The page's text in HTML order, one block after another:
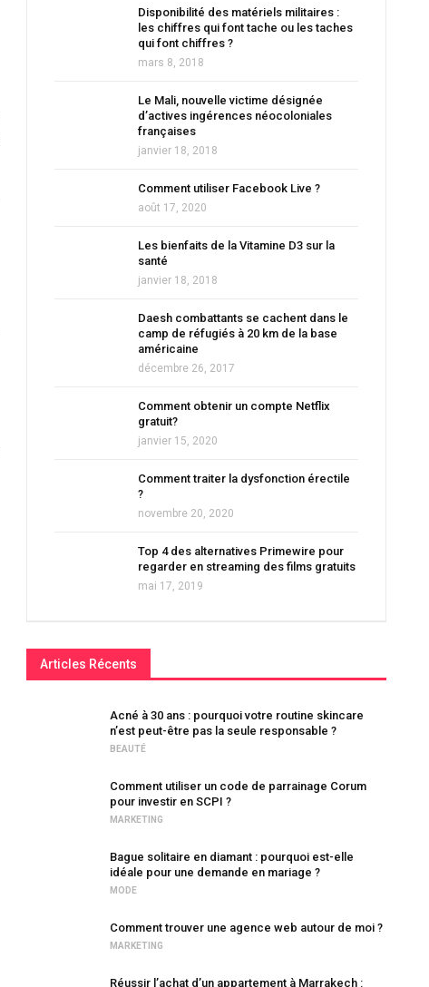
Disponibilité des matériels militaires :
les chiffres qui font tache ou les taches
qui font chiffres ?
mars 8, 2018
Le Mali, nouvelle victime désignée
d’actives ingérences néocoloniales
françaises
janvier 18, 2018
Comment utiliser Facebook Live ?
août 17, 2020
Les bienfaits de la Vitamine D3 sur la
santé
janvier 18, 2018
Daesh combattants se cachent dans le
camp de réfugiés à 20 km de la base
américaine
décembre 26, 2017
Comment obtenir un compte Netflix
gratuit?
janvier 15, 2020
Comment traiter la dysfonction érectile
?
novembre 20, 2020
Top 4 des alternatives Primewire pour
regarder en streaming des films gratuits
mai 17, 2019
Articles Récents
Acné à 30 ans : pourquoi votre routine skincare
n’est peut-être pas la seule responsable ?
BEAUTÉ
Comment utiliser un code de parrainage Corum
pour investir en SCPI ?
MARKETING
Bague solitaire en diamant : pourquoi est-elle
idéale pour une demande en mariage ?
MODE
Comment trouver une agence web autour de moi ?
MARKETING
Réussir l’achat d’un appartement à Marrakech :